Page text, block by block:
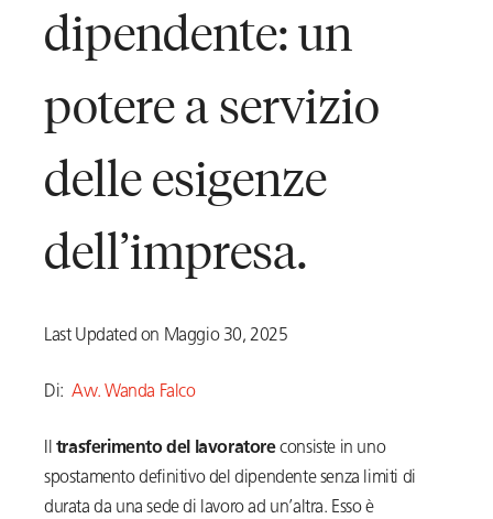
dipendente: un
potere a servizio
delle esigenze
dell’impresa.
Last Updated on Maggio 30, 2025
Di:Avv. Wanda Falco
trasferimento del lavoratoreconsiste in uno
spostamento definitivo del dipendente senza limiti di
durata da una sede di lavoro ad un’altra. Esso è